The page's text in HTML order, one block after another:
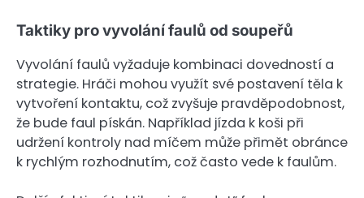
Taktiky pro vyvolání faulů od soupeřů
Vyvolání faulů vyžaduje kombinaci dovedností a
strategie. Hráči mohou využít své postavení těla k
vytvoření kontaktu, což zvyšuje pravděpodobnost,
že bude faul pískán. Například jízda k koši při
udržení kontroly nad míčem může přimět obránce
k rychlým rozhodnutím, což často vede k faulům.